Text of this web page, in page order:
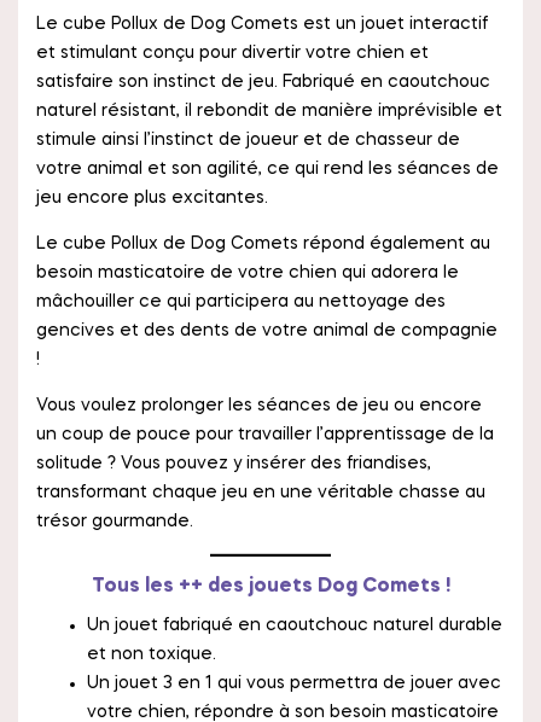
Le cube Pollux de Dog Comets est un jouet interactif
et stimulant conçu pour divertir votre chien et
satisfaire son instinct de jeu. Fabriqué en caoutchouc
naturel résistant, il rebondit de manière imprévisible et
stimule ainsi l’instinct de joueur et de chasseur de
votre animal et son agilité, ce qui rend les séances de
jeu encore plus excitantes.
Le cube Pollux de Dog Comets répond également au
besoin masticatoire de votre chien qui adorera le
mâchouiller ce qui participera au nettoyage des
gencives et des dents de votre animal de compagnie
!
Vous voulez prolonger les séances de jeu ou encore
un coup de pouce pour travailler l’apprentissage de la
solitude ? Vous pouvez y insérer des friandises,
transformant chaque jeu en une véritable chasse au
trésor gourmande.
Tous les ++ des jouets Dog Comets !
Un jouet fabriqué en caoutchouc naturel durable
et non toxique.
Un jouet 3 en 1 qui vous permettra de jouer avec
votre chien, répondre à son besoin masticatoire